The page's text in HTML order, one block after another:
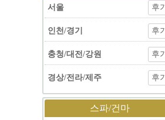
서울 후기
인천/경기 후기
충청/대전/강원 후기
경상/전라/제주 후기
스파/건마